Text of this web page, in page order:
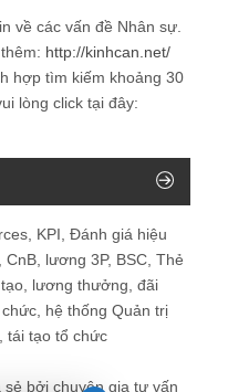
về các vấn đề Nhân sự
http://kinhcan.net/
hợp tìm kiếm khoảng 30
lòng click tại đây:
KPI, Đánh giá hiệu
lương 3P, BSC, Thẻ
lương thưởng, đãi
hệ thống Quản trị
tái tạo tổ chức
bởi chuyên gia tư vấn